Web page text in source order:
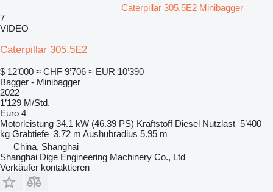
Caterpillar 305.5E2 Minibagger
7
VIDEO
Caterpillar 305.5E2
$ 12’000 ≈ CHF 9’706 ≈ EUR 10’390
Bagger - Minibagger
2022
1’129 M/Std.
Euro 4
Motorleistung 34.1 kW (46.39 PS) Kraftstoff Diesel Nutzlast 5’400
kg Grabtiefe 3.72 m Aushubradius 5.95 m
China, Shanghai
Shanghai Dige Engineering Machinery Co., Ltd
Verkäufer kontaktieren